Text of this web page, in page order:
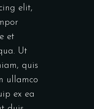
elit,
et
Ut
quis
ullamco
ex ea